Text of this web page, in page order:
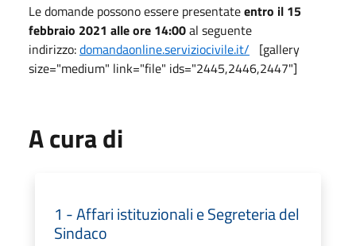
Le domande possono essere presentateentro il 15
febbraio 2021 alle ore 14:00al seguente
indirizzo:domandaonline.serviziocivile.it/ [gallery
size="medium" link="file" ids="2445,2446,2447"]
A cura di
1 - Affari istituzionali e Segreteria del
Sindaco